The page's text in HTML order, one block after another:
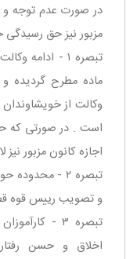
‌در صورت عدم توجه و
مزبور نیز حق
‌تبصره ۱ -
ماده مطرح گردیده و
وكالت از
است . در صورتی كه
اجازه كانون مزبور
‌تبصره ۲ -
و تصویب رییس قوه
‌تبصره ۳ -
اخلاق و حسن